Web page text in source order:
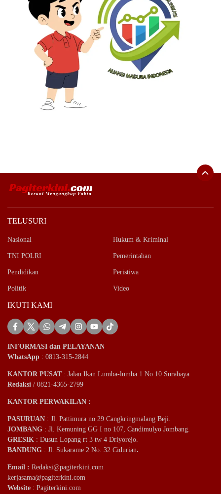
TELUSURI
Nasional Hukum & Kriminal
TNI POLRI Pemerintahan
Pendidikan Peristiwa
Politik Video
IKUTI KAMI
INFORMASI dan PELAYANAN
WhatsApp : 0813-315-2844
KANTOR PUSAT: Jalan Ikan Lumba-lumba 1 No 10 Surabaya
Redaksi / 0821-4365-2799
KANTOR PERWAKILAN :
PASURUAN : Jl. Pattimura no 29 Cangkringmalang Beji.
JOMBANG : Jl. Kemuning GG I no 107, Candimulyo Jombang.
GRESIK : Dusun Lopang rt 3 tw 4 Driyorejo.
BANDUNG : Jl. Sukarame 2 No. 32 Cidurian.
Email : Redaksi@pagiterkini.com
kerjasama@pagiterkini.com
Website : Pagiterkini.com